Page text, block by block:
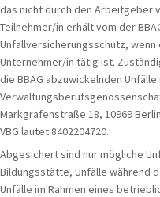
das nicht durch den Arbeitgeber
Teilnehmer/in erhält vom der
Unfallversicherungsschutz,
Unternehmer/in tätig ist.
die BBAG abzuwickelnden
Markgrafenstraße 18, 10969
VBG lautet 8402204720.
Abgesichert sind nur mögliche
Bildungsstätte, Unfälle während
Unfälle im Rahmen eines